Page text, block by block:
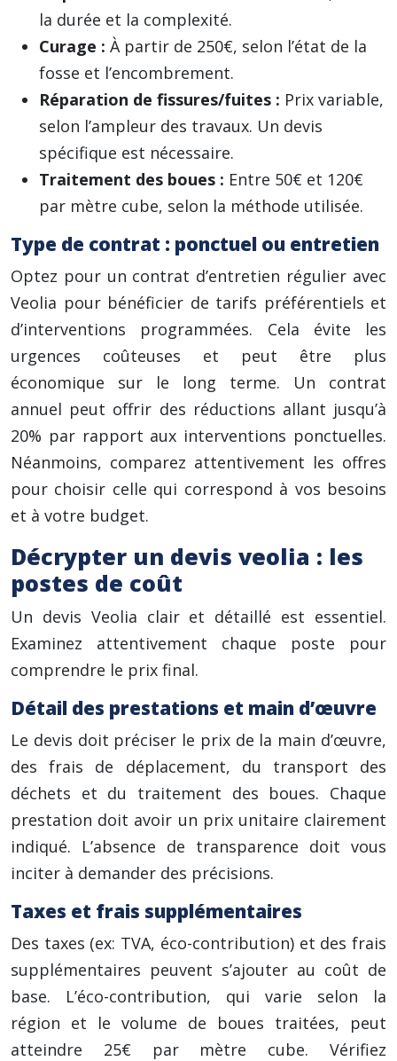
la durée et la complexité.
Curage : À partir de 250€, selon l’état de la
fosse et l’encombrement.
Réparation de fissures/fuites : Prix variable,
selon l’ampleur des travaux. Un devis
spécifique est nécessaire.
Traitement des boues : Entre 50€ et 120€
par mètre cube, selon la méthode utilisée.
Type de contrat : ponctuel ou entretien
Optez pour un contrat d’entretien régulier avec
Veolia pour bénéficier de tarifs préférentiels et
d’interventions programmées. Cela évite les
urgences coûteuses et peut être plus
économique sur le long terme. Un contrat
annuel peut offrir des réductions allant jusqu’à
20% par rapport aux interventions ponctuelles.
Néanmoins, comparez attentivement les offres
pour choisir celle qui correspond à vos besoins
et à votre budget.
Décrypter un devis veolia : les
postes de coût
Un devis Veolia clair et détaillé est essentiel.
Examinez attentivement chaque poste pour
comprendre le prix final.
Détail des prestations et main d’œuvre
Le devis doit préciser le prix de la main d’œuvre,
des frais de déplacement, du transport des
déchets et du traitement des boues. Chaque
prestation doit avoir un prix unitaire clairement
indiqué. L’absence de transparence doit vous
inciter à demander des précisions.
Taxes et frais supplémentaires
Des taxes (ex: TVA, éco-contribution) et des frais
supplémentaires peuvent s’ajouter au coût de
base. L’éco-contribution, qui varie selon la
région et le volume de boues traitées, peut
atteindre 25€ par mètre cube. Vérifiez